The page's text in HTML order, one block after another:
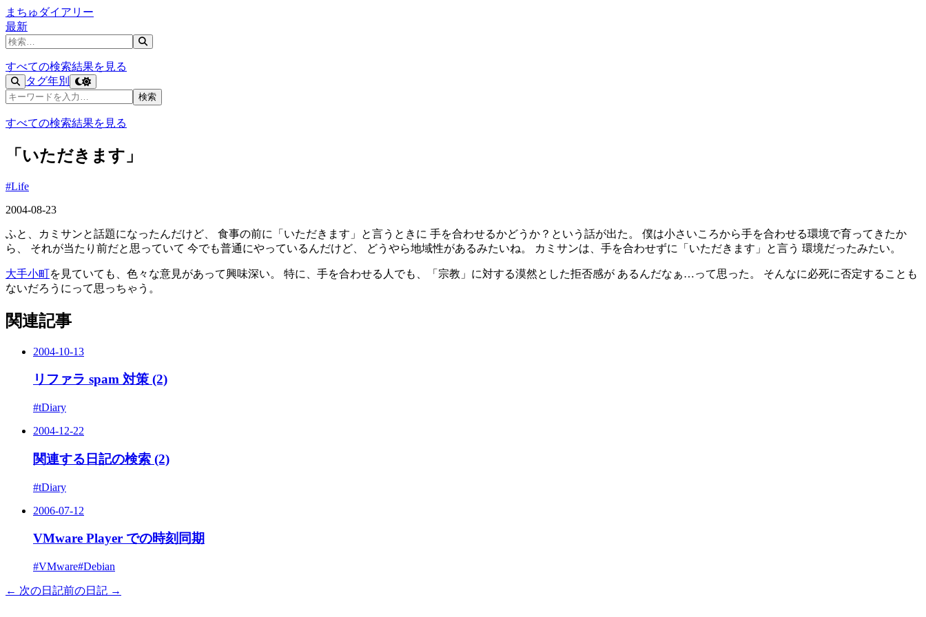
まちゅダイアリー
最新
記事を検索
すべての検索結果を見る
タグ年別
記事を検索
検索
すべての検索結果を見る
「いただきます」
#Life
2004-08-23
ふと、カミサンと話題になったんだけど、 食事の前に「いただきます」と言うときに 手を合わせるかどうか？という話が出た。 僕は小さいころから手を合わせる環境で育ってきたか
ら、 それが当たり前だと思っていて 今でも普通にやっているんだけど、 どうやら地域性があるみたいね。 カミサンは、手を合わせずに「いただきます」と言う 環境だったみたい。
大手小町を見ていても、色々な意見があって興味深い。 特に、手を合わせる人でも、「宗教」に対する漠然とした拒否感が あるんだなぁ…って思った。 そんなに必死に否定することも
ないだろうにって思っちゃう。
関連記事
2004-10-13
リファラ spam 対策 (2)
#tDiary
2004-12-22
関連する日記の検索 (2)
#tDiary
2006-07-12
VMware Player での時刻同期
#VMware#Debian
← 次の日記前の日記 →